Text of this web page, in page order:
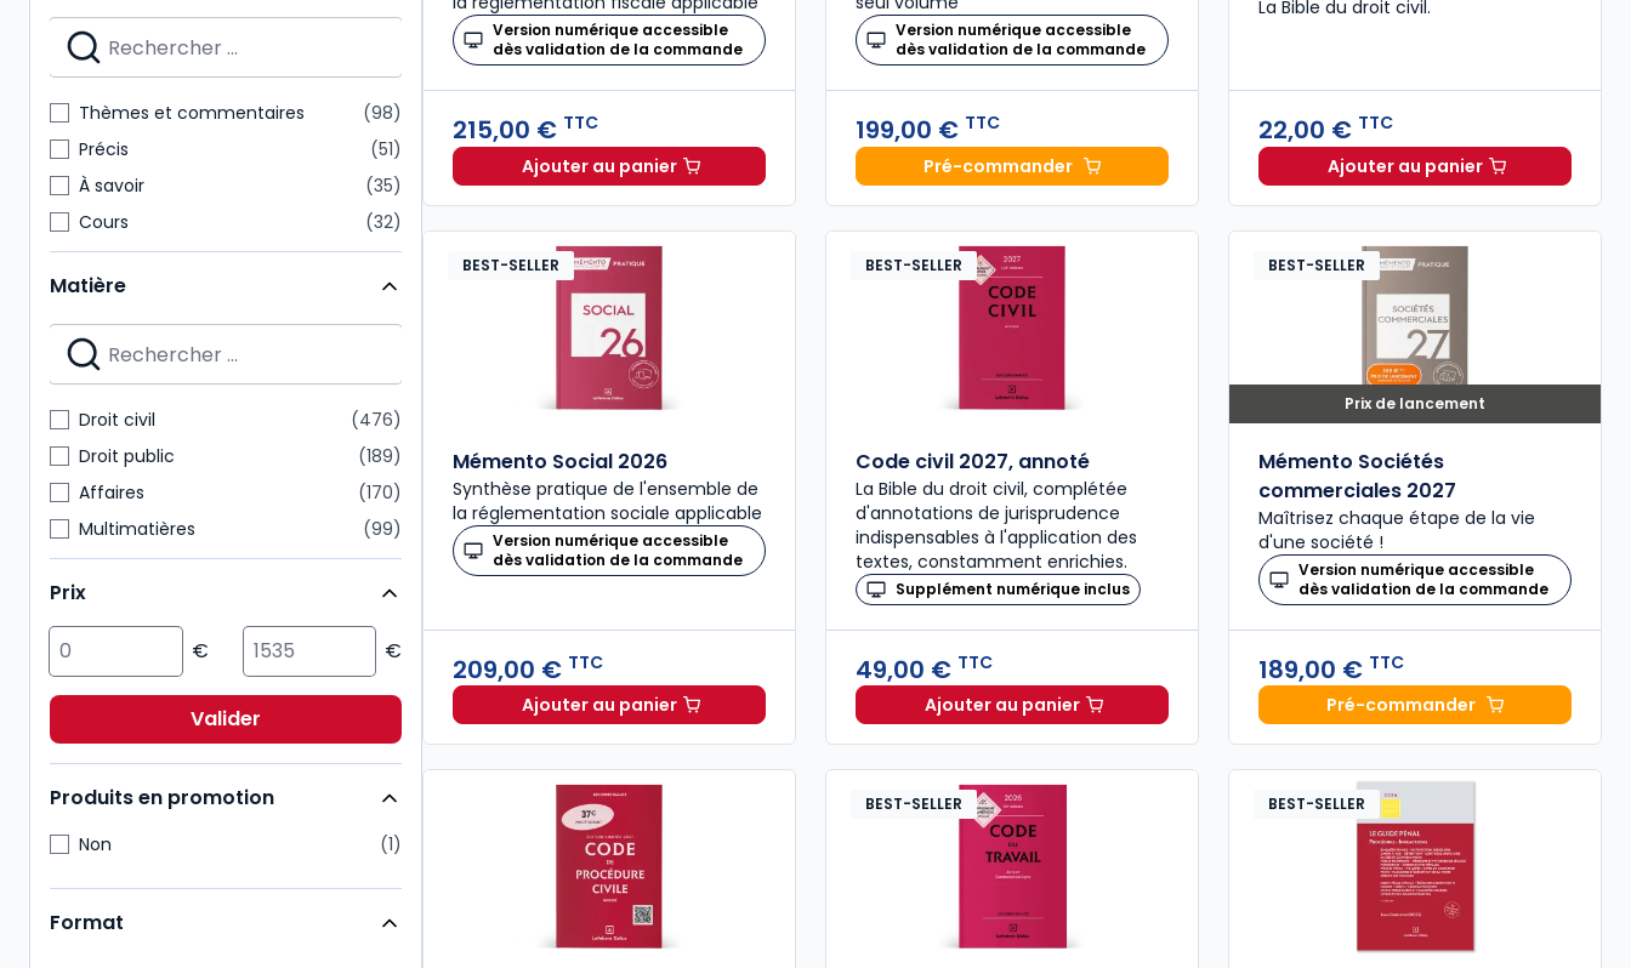
Thèmes et commentaires
98
Précis
51
À savoir
35
Cours
32
Codes Dalloz Professionnels
29
Mémentos
28
Nouvelle Bibliothèque de Thèses
28
Dalloz Action
Matière
Droit civil
476
Droit public
189
Affaires
170
Multimatières
99
Social
99
Sciences politiques et sociales
98
92
Fiscal
85
Immobilier
54
Prix
Valider
Produits en promotion
Non 1
Format
Version numérique accessible
dès validation de la commande
215,00 € TTC
Ajouter au panierMémento Fiscal 2026 à 215,00 € TTC
Version numérique accessible
dès validation de la commande
199,00 € TTC
Pré-commanderMémento Comptable 2027 à 199,00 € TTC
La Bible du droit civil.
22,00 € TTC
Ajouter au panierCode civil 2027 annoté.
BEST-SELLER
Mémento Social 2026
Synthèse pratique de l'ensemble de
la réglementation sociale applicable
Version numérique accessible
dès validation de la commande
209,00 € TTC
Ajouter au panierMémento Social 2026 à 209,00 € TTC
BEST-SELLER
Code civil 2027, annoté
La Bible du droit civil, complétée
d'annotations de jurisprudence
indispensables à l'application des
textes, constamment enrichies.
Supplément numérique inclus
49,00 € TTC
Ajouter au panierCode civil 2027, annoté à 49,00 € TTC
Prix de lancement
BEST-SELLER
Mémento Sociétés
commerciales 2027
Maîtrisez chaque étape de la vie
d'une société !
Version numérique accessible
dès validation de la commande
189,00 € TTC
Pré-commanderMémento Sociétés
BEST-SELLER BEST-SELLER